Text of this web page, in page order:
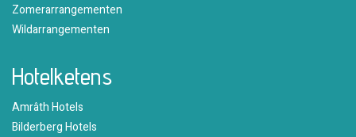
Zomerarrangementen
Wildarrangementen
Hotelketens
Amrâth Hotels
Bilderberg Hotels